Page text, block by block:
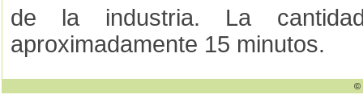
de la industria. La
aproximadamente 15 minutos.
©